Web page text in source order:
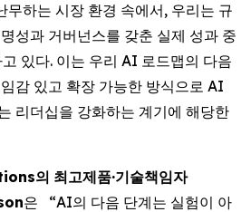
무하는 시장 환경 속에서, 우리는 규
성과 거버넌스를 갖춘 실제 성과 중
있다. 이는 우리 AI 로드맵의 다음
감 있고 확장 가능한 방식으로 AI
리더십을 강화하는 계기에 해당한
의 최고제품·기술책임자
은 “AI의 다음 단계는 실험이 아